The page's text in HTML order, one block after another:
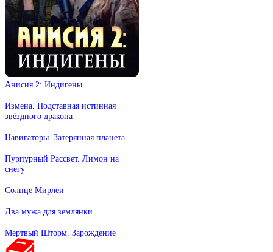
Анисия 2: Индигены
Измена. Подставная истинная
звёздного дракона
Навигаторы. Затерянная планета
Пурпурный Рассвет. Лимон на
снегу
Солнце Мирлеи
Два мужа для землянки
Мертвый Шторм. Зарождение